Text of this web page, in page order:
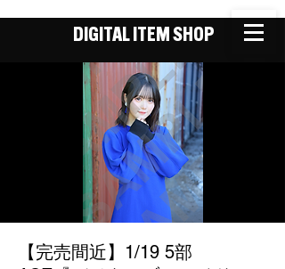
DIGITAL ITEM SHOP
【完売間近】1/19 5部